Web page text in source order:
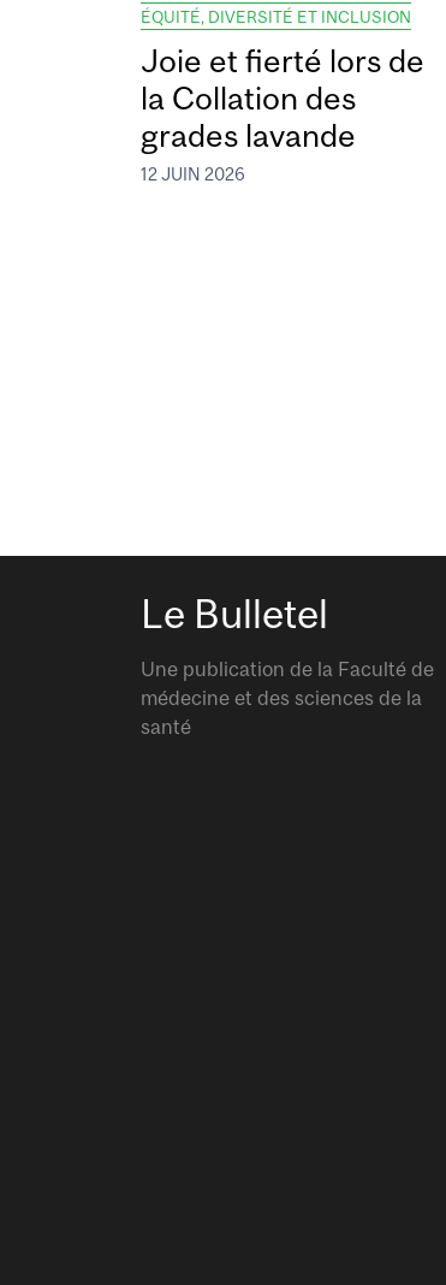
ÉQUITÉ, DIVERSITÉ ET INCLUSION
Joie et fierté lors de
la Collation des
grades lavande
12 JUIN 2026
Le Bulletel
Une publication de la Faculté de
médecine et des sciences de la
santé